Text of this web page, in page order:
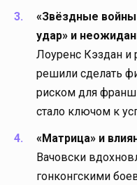
«Звёздные
удар» и
Лоуренс Кэздан
решили сделать
риском для
стало ключом к
«Матрица» и
Вачовски
гонконгскими